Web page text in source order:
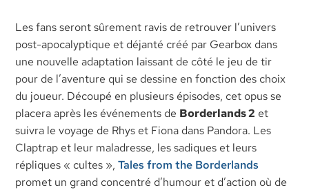
Les fans seront sûrement ravis de retrouver l’univers
post-apocalyptique et déjanté créé par Gearbox dans
une nouvelle adaptation laissant de côté le jeu de tir
pour de l’aventure qui se dessine en fonction des choix
du joueur. Découpé en plusieurs épisodes, cet opus se
placera après les événements de Borderlands 2 et
suivra le voyage de Rhys et Fiona dans Pandora. Les
Claptrap et leur maladresse, les sadiques et leurs
répliques « cultes »,Tales from the Borderlands
promet un grand concentré d’humour et d’action où de